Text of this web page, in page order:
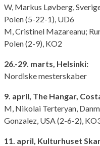
W, Markus Løvberg,
Polen (5-22-1), UD6
M, Cristinel Mazareanu;
Polen (2-9), KO2
26.-29. marts, Helsinki:
Nordiske mesterskaber
9. april, The Hangar,
M, Nikolai Terteryan,
Gonzalez, USA (2-6-2),
11. april, Kulturhuset